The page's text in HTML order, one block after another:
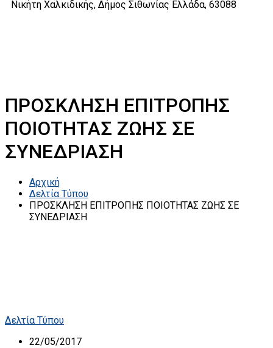
Νικήτη Χαλκιδικής, Δήμος Σιθωνίας Ελλάδα, 63088
ΠΡΟΣΚΛΗΣΗ ΕΠΙΤΡΟΠΗΣ
ΠΟΙΟΤΗΤΑΣ ΖΩΗΣ ΣΕ
ΣΥΝΕΔΡΙΑΣΗ
Αρχική
Δελτία Τύπου
ΠΡΟΣΚΛΗΣΗ ΕΠΙΤΡΟΠΗΣ ΠΟΙΟΤΗΤΑΣ ΖΩΗΣ ΣΕ
ΣΥΝΕΔΡΙΑΣΗ
Δελτία Τύπου
22/05/2017